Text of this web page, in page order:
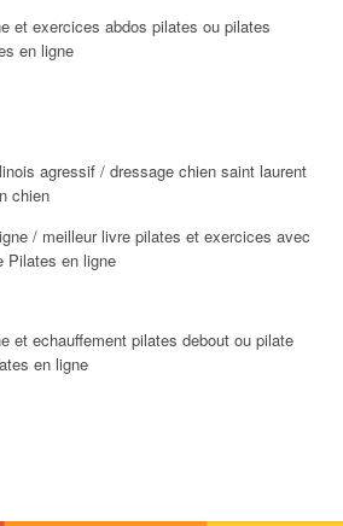
et exercices abdos pilates ou pilates
en ligne
agressif / dressage chien saint laurent
chien
/ meilleur livre pilates et exercices avec
Pilates en ligne
et echauffement pilates debout ou pilate
en ligne